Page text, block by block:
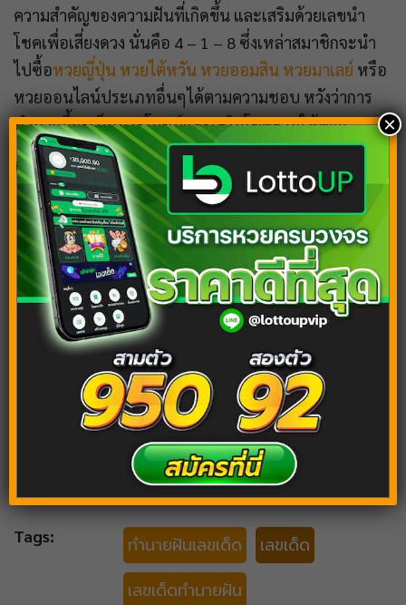
ความสำคัญของความฝันที่เกิดขึ้น และเสริมด้วยเลขนำ
โชคเพื่อเสี่ยงดวง นั่นคือ 4 – 1 – 8 ซึ่งเหล่าสมาชิกจะนำ
ไปซื้อหวยญี่ปุ่น หวยไต้หวัน หวยออมสิน หวยมาเลย์ หรือ
หวยออนไลน์ประเภทอื่นๆได้ตามความชอบ หวังว่าการ
ทำนายนี้จะเป็นประโยชน์และเสริมโชคลาภให้คุณ!
บทความแนะนำ
ฝันว่าขับเรือ ฝันว่าล่องเรือ เปิดคำทำนายโบราณ
เผยเลขมงคล
ฝันว่าน้ำท่วมบ้าน ฝันเห็นภัยธรรมชาติ สื่อถึงอะไร
ได้บ้าง?
ฝันเห็นสัตว์ ทำนายดวงชะตา พร้อมเจาะลึกเลขเด็ด
ฝันว่าเป็นไข้ บริการดูดวงฟรี พร้อมเลขเด็ดที่คุณ
ต้องไม่พลาด
ฝันเห็นต้นมะพร้าว สวนมะพร้าว ทำไมถึงฝัน? เปิด
คำทำนาย เผยเลขเด็ด
Tags: ทำนายฝันเลขเด็ด
เลขเด็ด
เลขเด็ดทำนายฝัน
×